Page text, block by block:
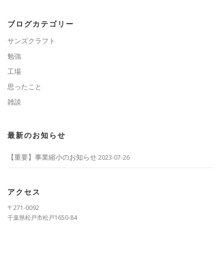
ブログカテゴリー
サンズクラフト
勉強
工場
思ったこと
雑談
最新のお知らせ
【重要】事業縮小のお知らせ2023-07-26
アクセス
〒271-0092
千葉県松戸市松戸1650-84